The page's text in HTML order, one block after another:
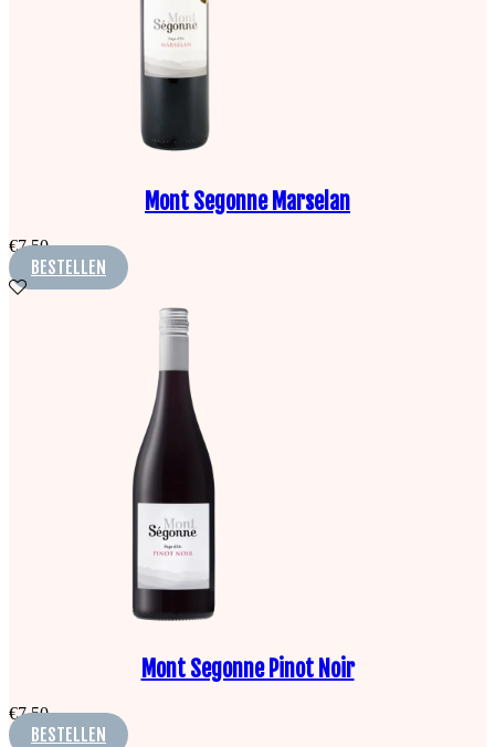
Mont Segonne Marselan
€7,50
BESTELLEN
Mont Segonne Pinot Noir
€7,50
BESTELLEN